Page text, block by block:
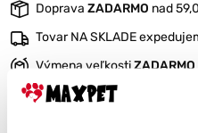
Doprava ZADARMO nad
Tovar NA SKLADE
Výmena veľkostiZADARMO